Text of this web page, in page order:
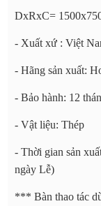
DxRxC=
- Xuất xứ : Việt
- Hãng sản xuất:
- Bảo hành: 12
- Vật liệu: Thép
- Thời gian sản
ngày Lễ)
*** Bàn thao tác